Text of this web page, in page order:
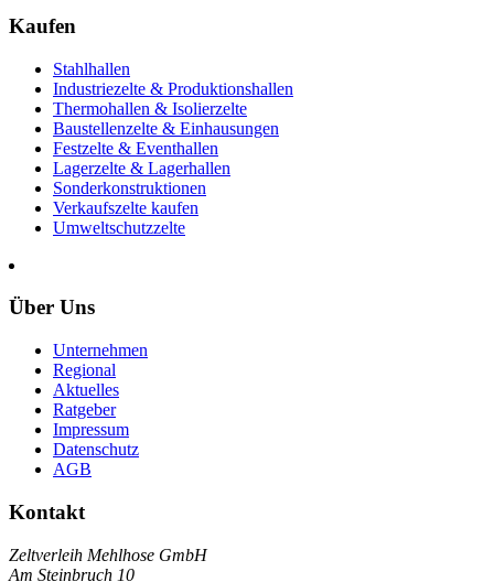
Kaufen
Stahlhallen
Industriezelte & Produktionshallen
Thermohallen & Isolierzelte
Baustellenzelte & Einhausungen
Festzelte & Eventhallen
Lagerzelte & Lagerhallen
Sonderkonstruktionen
Verkaufszelte kaufen
Umweltschutzzelte
Über Uns
Unternehmen
Regional
Aktuelles
Ratgeber
Impressum
Datenschutz
AGB
Kontakt
Zeltverleih Mehlhose GmbH
Am Steinbruch 10